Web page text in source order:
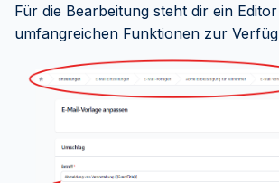
Für die Bearbeitung steht dir ein
umfangreichen Funktionen zur